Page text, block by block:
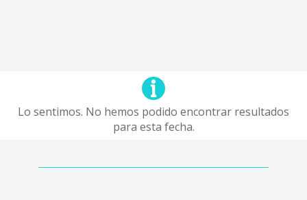
Lo sentimos. No hemos podido encontrar resultados
para esta fecha.